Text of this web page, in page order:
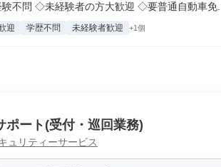
不問 ◇未経験者の方大歓迎 ◇要普通自動車免...
迎 学歴不問 未経験者歓迎 +1個
ポート(受付・巡回業務)
ュリティーサービス